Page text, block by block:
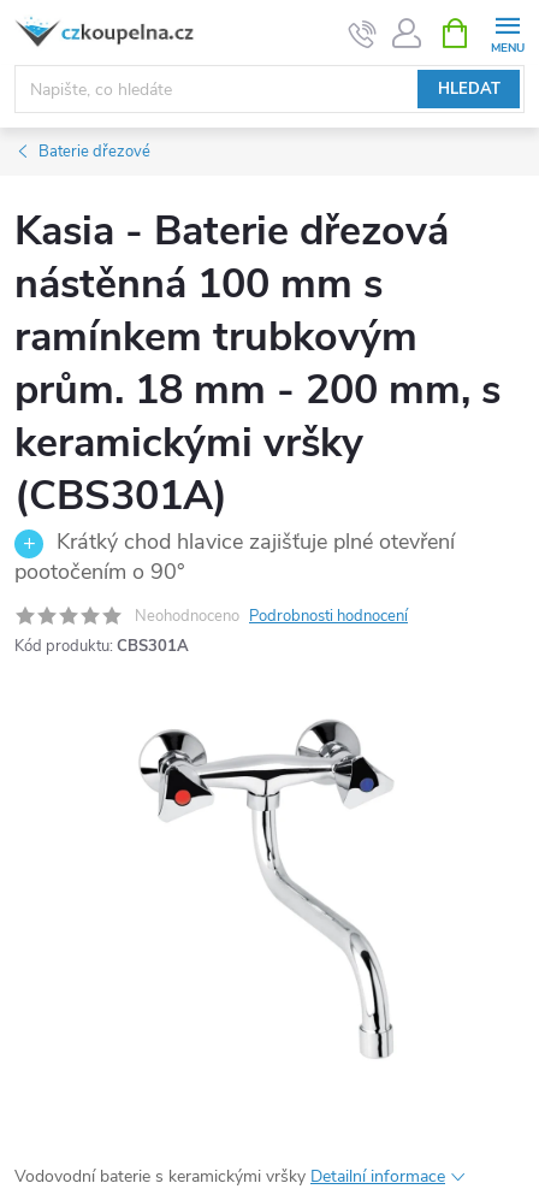
Přejít
obsah
HLEDAT
NÁKUPNÍ
KOŠÍK
Baterie dřezové
Kasia - Baterie dřezová
nástěnná 100 mm s
ramínkem trubkovým
prům. 18 mm - 200 mm, s
keramickými vršky
(CBS301A)
Krátký chod hlavice zajišťuje plné otevření
pootočením o 90°
Neohodnoceno Podrobnosti hodnocení
Kód produktu: CBS301A
Vodovodní baterie s keramickými vršky Detailní informace